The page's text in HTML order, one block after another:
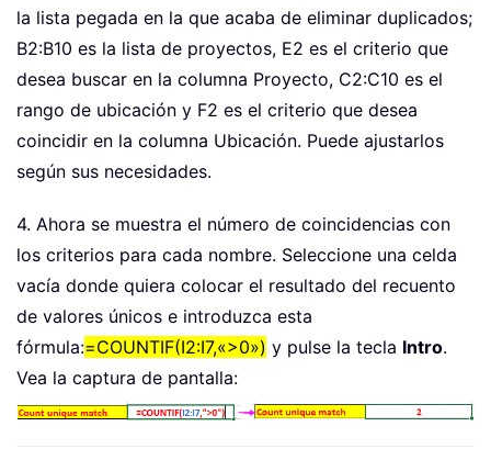
la lista pegada en la que acaba de eliminar duplicados;
B2:B10 es la lista de proyectos, E2 es el criterio que
desea buscar en la columna Proyecto, C2:C10 es el
rango de ubicación y F2 es el criterio que desea
coincidir en la columna Ubicación. Puede ajustarlos
según sus necesidades.
4. Ahora se muestra el número de coincidencias con
los criterios para cada nombre. Seleccione una celda
vacía donde quiera colocar el resultado del recuento
de valores únicos e introduzca esta
fórmula:=COUNTIF(I2:I7,«>0») y pulse la tecla Intro.
Vea la captura de pantalla: